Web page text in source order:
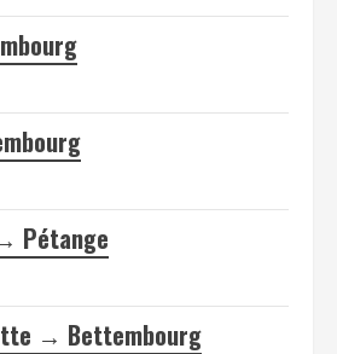
Pétange
→ Bettembourg